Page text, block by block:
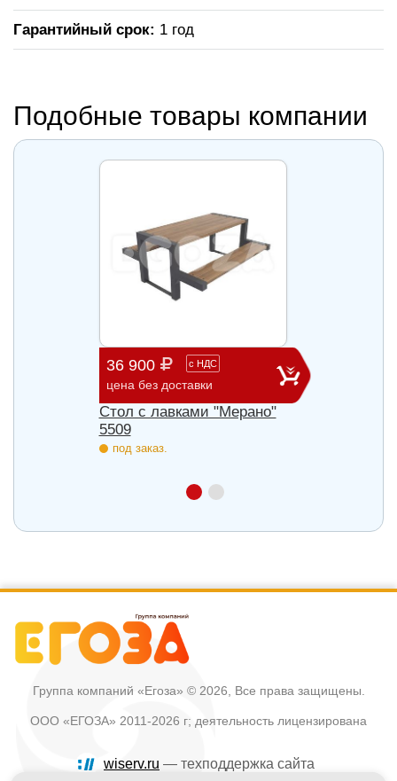
Гарантийный срок: 1 год
Подобные товары компании
36 900 с НДС
цена без доставки
Стол с лавками "Мерано"
5509
под заказ.
Группа компаний «Егоза» © 2026, Все права защищены.
ООО «ЕГОЗА» 2011-2026 г; деятельность лицензирована
wiserv.ru — техподдержка сайта